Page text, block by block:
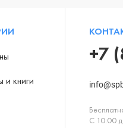
книги
+7
С 10:00